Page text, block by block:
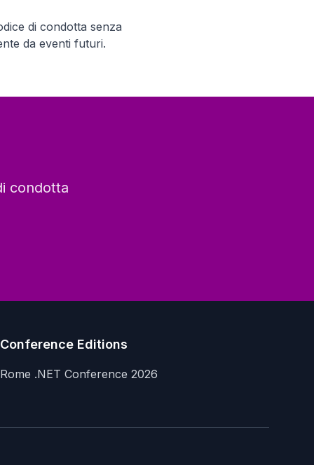
di condotta senza
da eventi futuri.
condotta
Conference Editions
Rome .NET Conference 2026